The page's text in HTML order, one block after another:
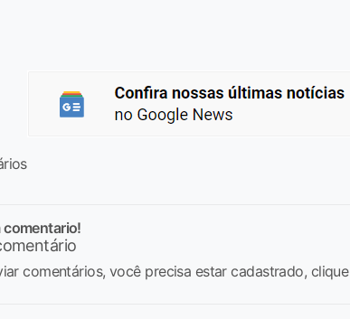
comentario!
comentários, você precisa estar cadastrado, clique